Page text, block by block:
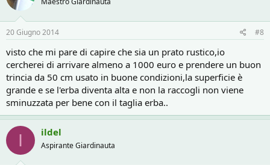
20 Giugno 2014 #8
visto che mi pare di capire che sia un prato rustico,io
cercherei di arrivare almeno a 1000 euro e prendere un buon
trincia da 50 cm usato in buone condizioni,la superficie è
grande e se l'erba diventa alta e non la raccogli non viene
sminuzzata per bene con il taglia erba..
I ildel
Aspirante Giardinauta